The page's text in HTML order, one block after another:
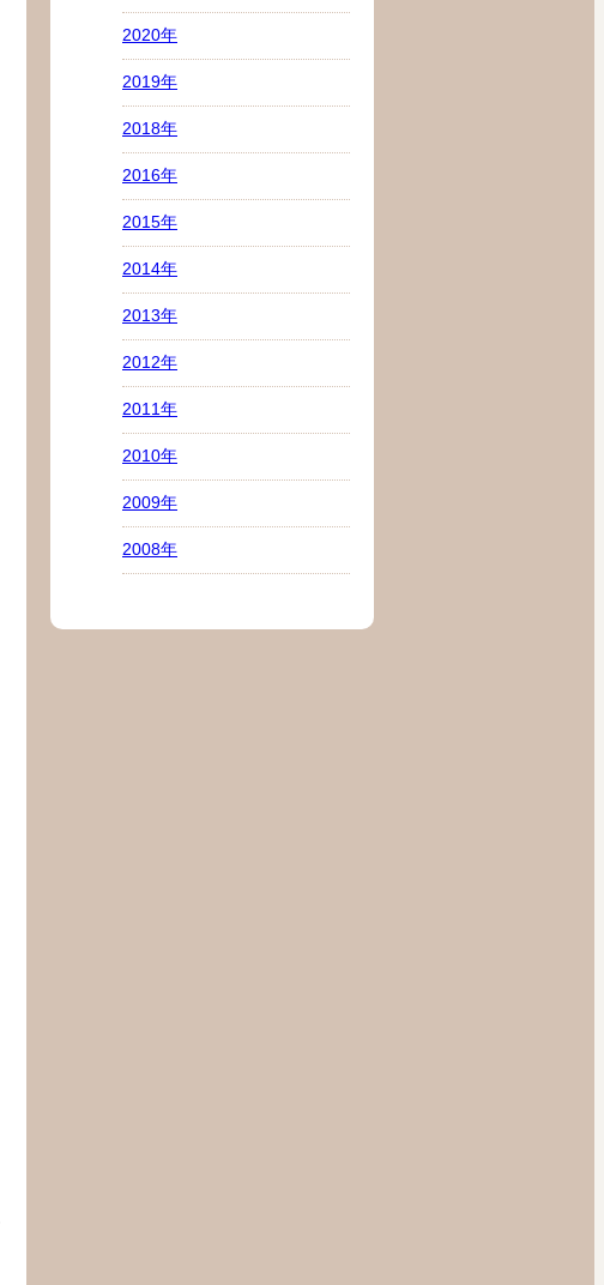
2020年
2019年
2018年
2016年
2015年
2014年
2013年
2012年
2011年
2010年
2009年
2008年